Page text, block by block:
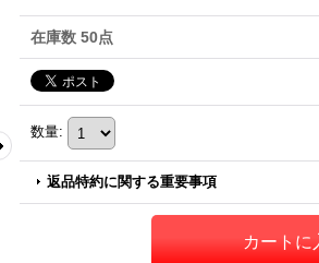
在庫数 50点
数量:
返品特約に関する重要事項